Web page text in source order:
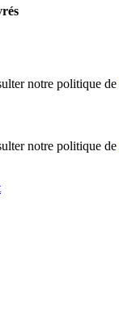
notre politique de
notre politique de